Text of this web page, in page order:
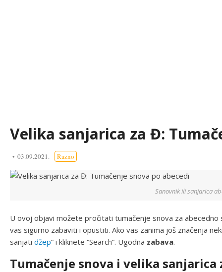
Velika sanjarica za Đ:
03.09.2021. Razno
Sanovnik ili sanjarica
U ovoj objavi možete pročitati tumačenje snova za
vas sigurno zabaviti i opustiti. Ako vas zanima još značenja
sanjati džep” i kliknete “Search”. Ugodna zabava.
Tumačenje snova i velika sanjarica